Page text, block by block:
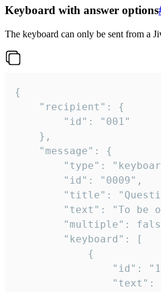
Keyboard with answer options
The keyboard can only be sent from a
{